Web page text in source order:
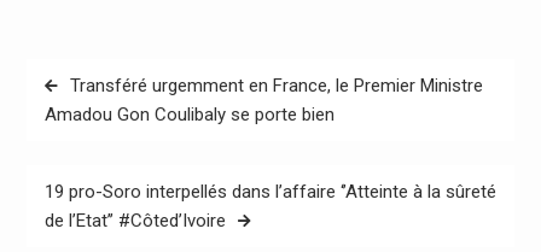
Navigation
de
Transféré urgemment en France, le Premier Ministre
Amadou Gon Coulibaly se porte bien
19 pro-Soro interpellés dans l’affaire ‘’Atteinte à la sûreté
de l’Etat’’ #Côted’Ivoire